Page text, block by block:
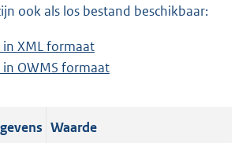
ook als los bestand beschikbaar:
XML formaat
e
a
OWMS formaat
Waarde